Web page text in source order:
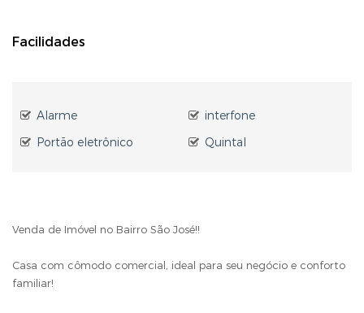
Facilidades
Alarme
interfone
Portão eletrônico
Quintal
Venda de Imóvel no Bairro São José!!
Casa com cômodo comercial, ideal para seu negócio e conforto
familiar!